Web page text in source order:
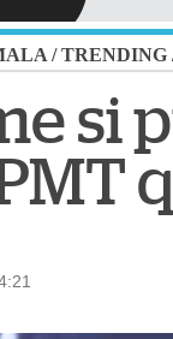
/TRENDING
si